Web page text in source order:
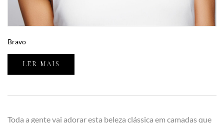
Bravo
LER MAIS
Toda a gente vai adorar esta beleza clássica em camadas que